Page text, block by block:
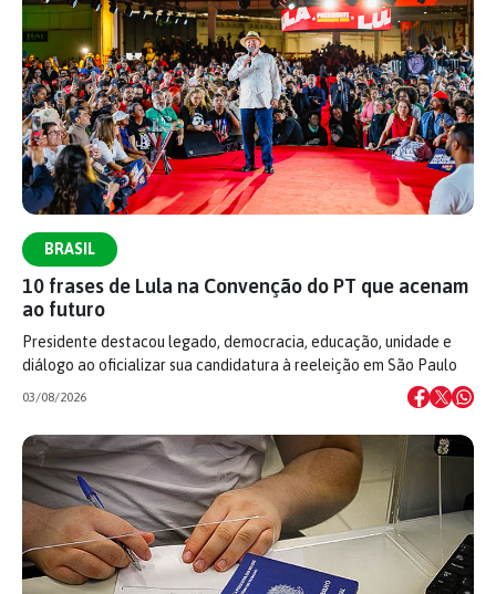
BRASIL
10 frases de Lula na Convenção do PT que acenam
ao futuro
Presidente destacou legado, democracia, educação, unidade e
diálogo ao oficializar sua candidatura à reeleição em São Paulo
03/08/2026